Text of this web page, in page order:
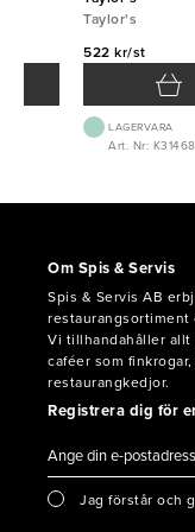
Taylor's
522 kr/st
LAGERVARA
Art. Nr: K31468
Om Spis & Servis
Spis & Servis AB
restaurangsortiment
Vi tillhandahåller allt
caféer som
restaurangkedjor.
Registrera dig för
Jag förstår och